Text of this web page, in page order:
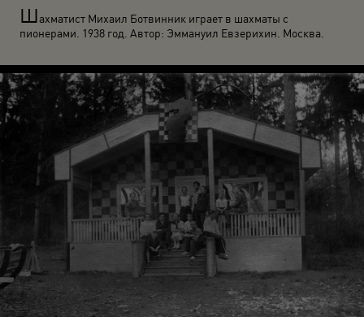
Шахматист Михаил Ботвинник играет в шахматы с
пионерами. 1938 год. Автор: Эммануил Евзерихин. Москва.